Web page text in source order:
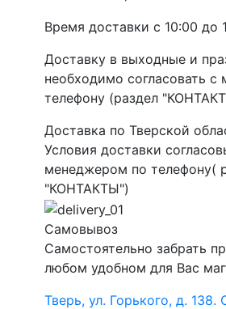
Время доставки с 10:00 до
Доставку в выходные и
необходимо согласовать
телефону (раздел
Доставка по Тверской
Условия доставки
менеджером по телефону(
"КОНТАКТЫ")
Самовывоз
Самостоятельно забрать
любом удобном для Вас
Тверь, ул. Горького, д. 138.